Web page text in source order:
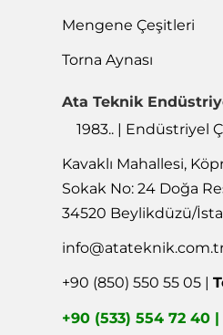
Mengene Çeşitleri
Torna Aynası
Ata Teknik
1983.. | Endüstriyel
Kavaklı Mahallesi,
Sokak No: 24 Doğa
34520 Beylikdüzü/
+90 (850) 550 55 05 |
+90 (533) 554 72 40